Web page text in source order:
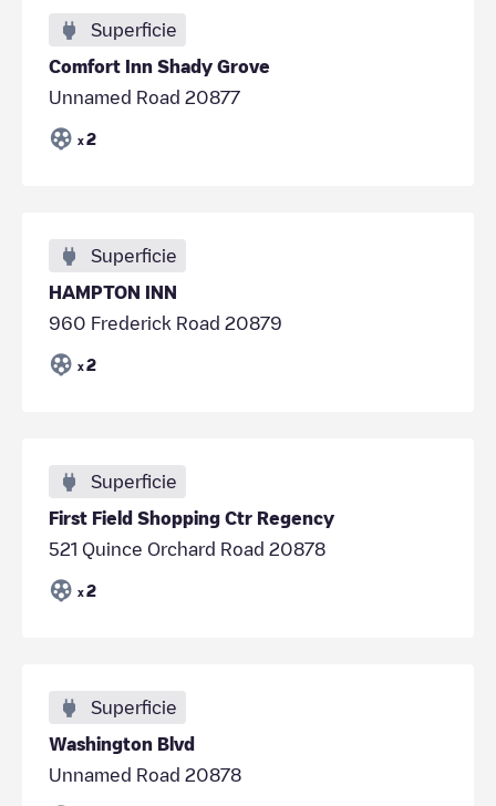
Superficie
Comfort Inn Shady Grove
Unnamed Road 20877
x 2
Superficie
HAMPTON INN
960 Frederick Road 20879
x 2
Superficie
First Field Shopping Ctr Regency
521 Quince Orchard Road 20878
x 2
Superficie
Washington Blvd
Unnamed Road 20878